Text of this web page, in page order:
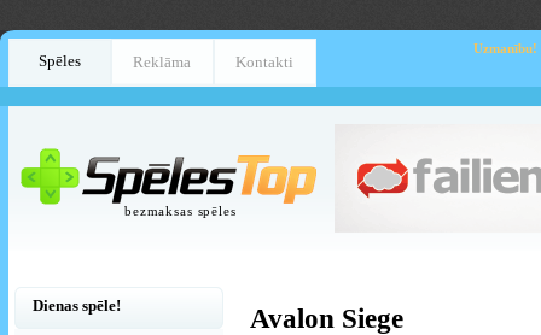
Spēles Reklāma Kontakti
Uzmanību!
bezmaksas spēles
Dienas spēle! Avalon Siege